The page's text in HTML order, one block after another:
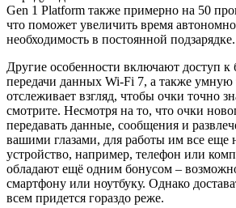
Gen 1 Platform также примерно на 50
что поможет увеличить время
необходимость в постоянной подзарядке.
Другие особенности включают доступ к
передачи данных Wi-Fi 7, а также умную
отслеживает взгляд, чтобы очки точно
смотрите. Несмотря на то, что очки
передавать данные, сообщения и
вашими глазами, для работы им все еще
устройство, например, телефон или
обладают ещё одним бонусом –
смартфону или ноутбуку. Однако
всем придется гораздо реже.